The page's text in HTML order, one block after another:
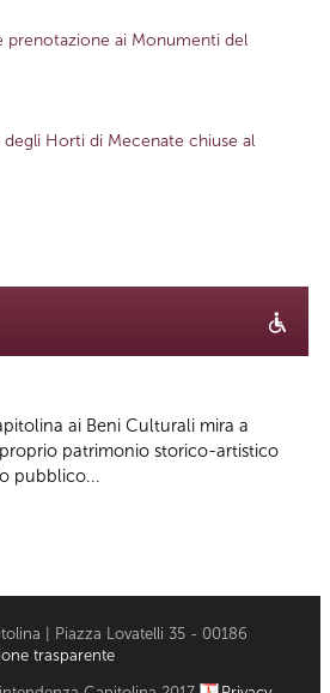
prenotazione ai Monumenti del
degli Horti di Mecenate chiuse al
ai Beni Culturali mira a
proprio patrimonio storico-artistico
pubblico...
| Piazza Lovatelli 35 - 00186
trasparente